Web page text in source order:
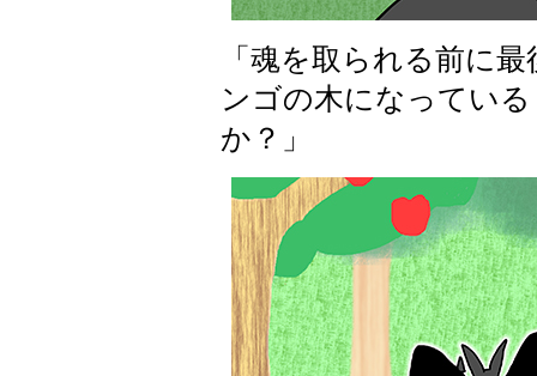
「魂を取られる前に
ンゴの木になってい
か？」